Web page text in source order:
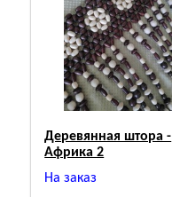
Деревянная штора -
Африка 2
На заказ